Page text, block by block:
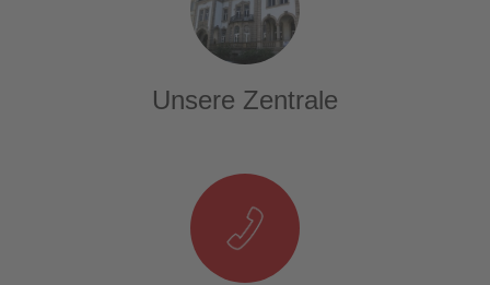
Unsere Zentrale